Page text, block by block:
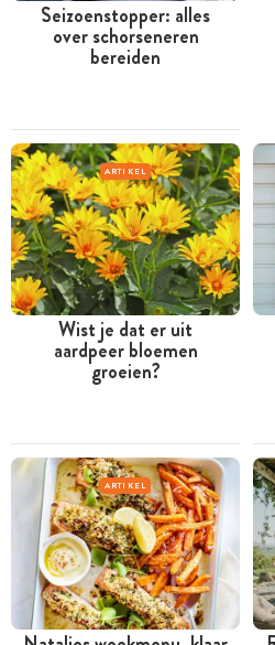
Seizoenstopper: alles
over schorseneren
bereiden
ARTIKEL
Wist je dat er uit
aardpeer bloemen
groeien?
ARTIKEL